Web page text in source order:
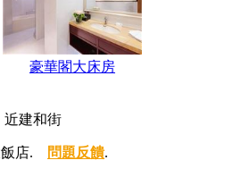
豪華閣大床房
近建和街
飯店. 問題反饋.